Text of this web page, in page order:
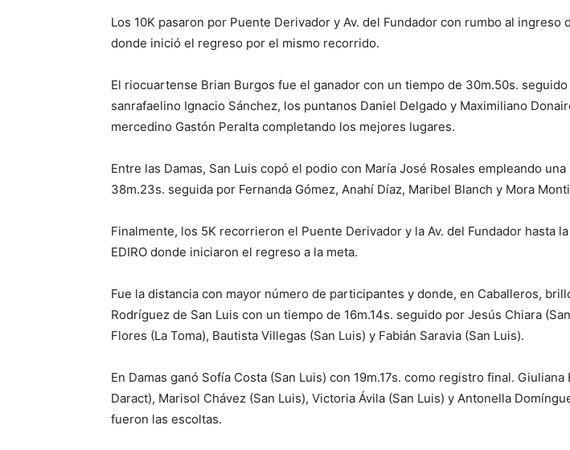
Los 10K pasaron por Puente Derivador y Av. del Fundador con rumbo al ingreso
donde inició el regreso por el mismo recorrido.
El riocuartense Brian Burgos fue el ganador con un tiempo de 30m.50s.
sanrafaelino Ignacio Sánchez, los puntanos Daniel Delgado y Maximiliano
mercedino Gastón Peralta completando los mejores lugares.
Entre las Damas, San Luis copó el podio con María José Rosales empleando una
38m.23s. seguida por Fernanda Gómez, Anahí Díaz, Maribel Blanch y Mora
Finalmente, los 5K recorrieron el Puente Derivador y la Av. del Fundador hasta
EDIRO donde iniciaron el regreso a la meta.
Fue la distancia con mayor número de participantes y donde, en Caballeros,
Rodríguez de San Luis con un tiempo de 16m.14s. seguido por Jesús Chiara
Flores (La Toma), Bautista Villegas (San Luis) y Fabián Saravia (San Luis).
En Damas ganó Sofía Costa (San Luis) con 19m.17s. como registro final.
Daract), Marisol Chávez (San Luis), Victoria Ávila (San Luis) y Antonella
fueron las escoltas.